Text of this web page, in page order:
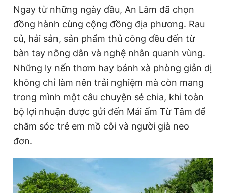
Ngay từ những ngày đầu, An Lâm đã chọn
đồng hành cùng cộng đồng địa phương. Rau
củ, hải sản, sản phẩm thủ công đều đến từ
bàn tay nông dân và nghệ nhân quanh vùng.
Những ly nến thơm hay bánh xà phòng giản dị
không chỉ làm nên trải nghiệm mà còn mang
trong mình một câu chuyện sẻ chia, khi toàn
bộ lợi nhuận được gửi đến Mái ấm Từ Tâm để
chăm sóc trẻ em mồ côi và người già neo
đơn.